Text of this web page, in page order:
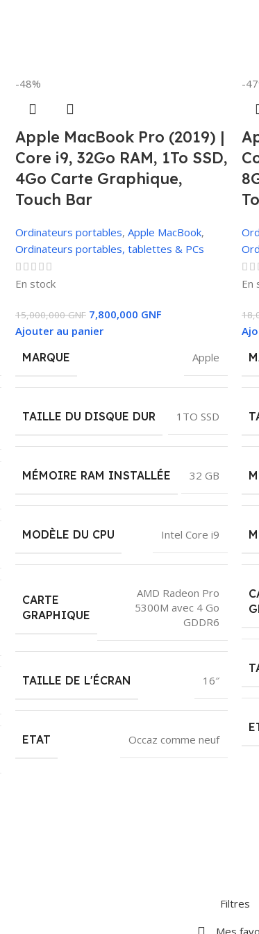
-48%
Apple MacBook Pro (2019) |
Core i9, 32Go RAM, 1To SSD,
4Go Carte Graphique,
Touch Bar
Ordinateurs portables, Apple MacBook,
Ordinateurs portables, tablettes & PCs
En stock
15,000,000GNF 7,800,000 GNF
Ajouter au panier
MARQUE
Apple
TAILLE DU DISQUE DUR 1TO SSD
MÉMOIRE RAM INSTALLÉE 32 GB
MODÈLE DU CPU Intel Core i9
CARTE
GRAPHIQUE
AMD Radeon Pro
5300M avec 4 Go
GDDR6
TAILLE DE L'ÉCRAN 16″
ETAT Occaz comme neuf
-
En
Filtres